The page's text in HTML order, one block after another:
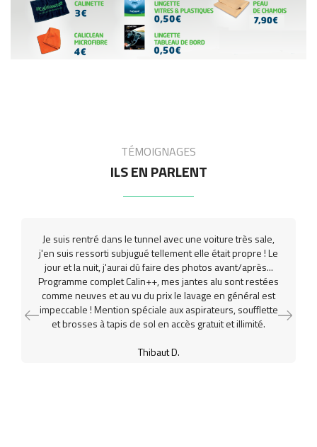
TÉMOIGNAGES
ILS EN PARLENT
Je suis rentré dans le tunnel avec une voiture très sale,
j'en suis ressorti subjugué tellement elle était propre ! Le
jour et la nuit, j'aurai dû faire des photos avant/après...
Programme complet Calin++, mes jantes alu sont restées
comme neuves et au vu du prix le lavage en général est
impeccable ! Mention spéciale aux aspirateurs, soufflette
et brosses à tapis de sol en accès gratuit et illimité.
Thibaut D.